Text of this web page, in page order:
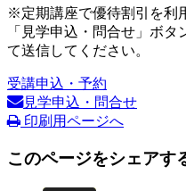
※定期講座で優待割引を利
「見学申込・問合せ」ボ
て送信してください。
受講申込・予約
見学申込・問合せ
印刷用ページへ
このページをシェアす